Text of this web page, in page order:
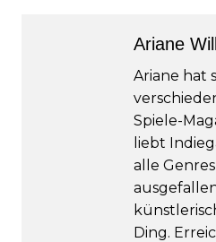
Ariane
Ariane hat
Spiele-
liebt
alle
Ding.